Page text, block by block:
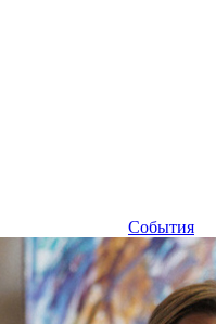
События